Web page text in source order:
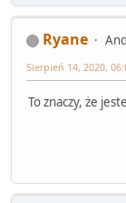
Ryane
Sierpień 14, 2020,
To znaczy, że